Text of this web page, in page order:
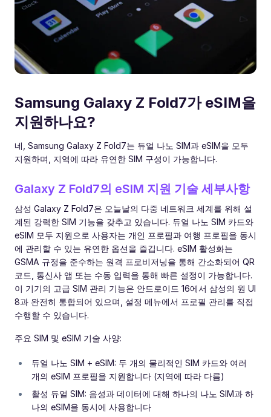
Samsung Galaxy Z Fold7가 eSIM을
지원하나요?
네, Samsung Galaxy Z Fold7는 듀얼 나노 SIM과 eSIM을 모두
지원하며, 지역에 따라 유연한 SIM 구성이 가능합니다.
Galaxy Z Fold7의 eSIM 지원 기술 세부사항
삼성 Galaxy Z Fold7은 오늘날의 다중 네트워크 세계를 위해 설
계된 강력한 SIM 기능을 갖추고 있습니다. 듀얼 나노 SIM 카드와
eSIM 모두 지원으로 사용자는 개인 프로필과 여행 프로필을 동시
에 관리할 수 있는 유연한 옵션을 즐깁니다. eSIM 활성화는
GSMA 규정을 준수하는 원격 프로비저닝을 통해 간소화되어 QR
코드, 통신사 앱 또는 수동 입력을 통해 빠른 설정이 가능합니다.
이 기기의 고급 SIM 관리 기능은 안드로이드 16에서 삼성의 원 UI
8과 완전히 통합되어 있으며, 설정 메뉴에서 프로필 관리를 직접
수행할 수 있습니다.
주요 SIM 및 eSIM 기술 사양:
듀얼 나노 SIM + eSIM: 두 개의 물리적인 SIM 카드와 여러
개의 eSIM 프로필을 지원합니다 (지역에 따라 다름)
활성 듀얼 SIM: 음성과 데이터에 대해 하나의 나노 SIM과 하
나의 eSIM을 동시에 사용합니다